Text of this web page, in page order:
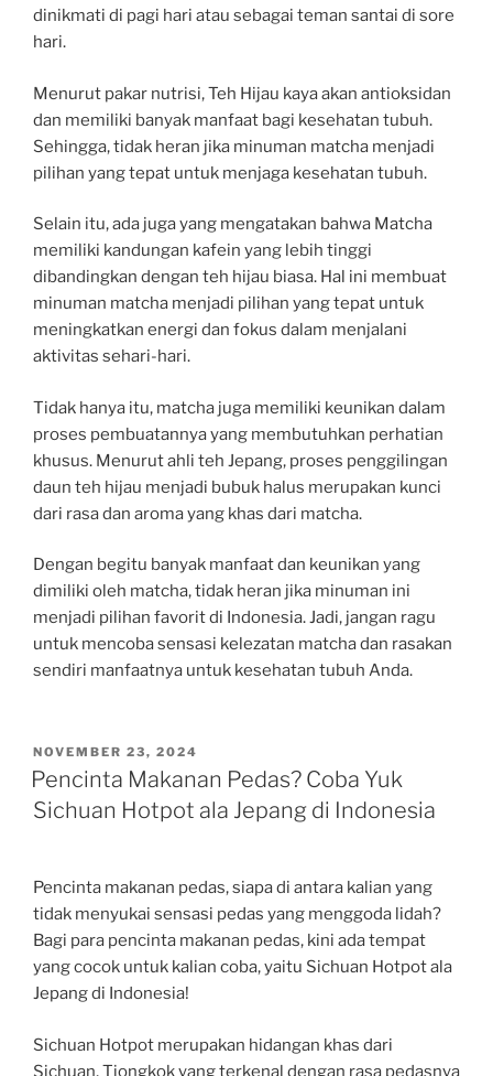
dinikmati di pagi hari atau sebagai teman santai di sore
hari.
Menurut pakar nutrisi, Teh Hijau kaya akan antioksidan
dan memiliki banyak manfaat bagi kesehatan tubuh.
Sehingga, tidak heran jika minuman matcha menjadi
pilihan yang tepat untuk menjaga kesehatan tubuh.
Selain itu, ada juga yang mengatakan bahwa Matcha
memiliki kandungan kafein yang lebih tinggi
dibandingkan dengan teh hijau biasa. Hal ini membuat
minuman matcha menjadi pilihan yang tepat untuk
meningkatkan energi dan fokus dalam menjalani
aktivitas sehari-hari.
Tidak hanya itu, matcha juga memiliki keunikan dalam
proses pembuatannya yang membutuhkan perhatian
khusus. Menurut ahli teh Jepang, proses penggilingan
daun teh hijau menjadi bubuk halus merupakan kunci
dari rasa dan aroma yang khas dari matcha.
Dengan begitu banyak manfaat dan keunikan yang
dimiliki oleh matcha, tidak heran jika minuman ini
menjadi pilihan favorit di Indonesia. Jadi, jangan ragu
untuk mencoba sensasi kelezatan matcha dan rasakan
sendiri manfaatnya untuk kesehatan tubuh Anda.
POSTED
ON
NOVEMBER 23, 2024
Pencinta Makanan Pedas? Coba Yuk
Sichuan Hotpot ala Jepang di Indonesia
Pencinta makanan pedas, siapa di antara kalian yang
tidak menyukai sensasi pedas yang menggoda lidah?
Bagi para pencinta makanan pedas, kini ada tempat
yang cocok untuk kalian coba, yaitu Sichuan Hotpot ala
Jepang di Indonesia!
Sichuan Hotpot merupakan hidangan khas dari
Sichuan, Tiongkok yang terkenal dengan rasa pedasnya